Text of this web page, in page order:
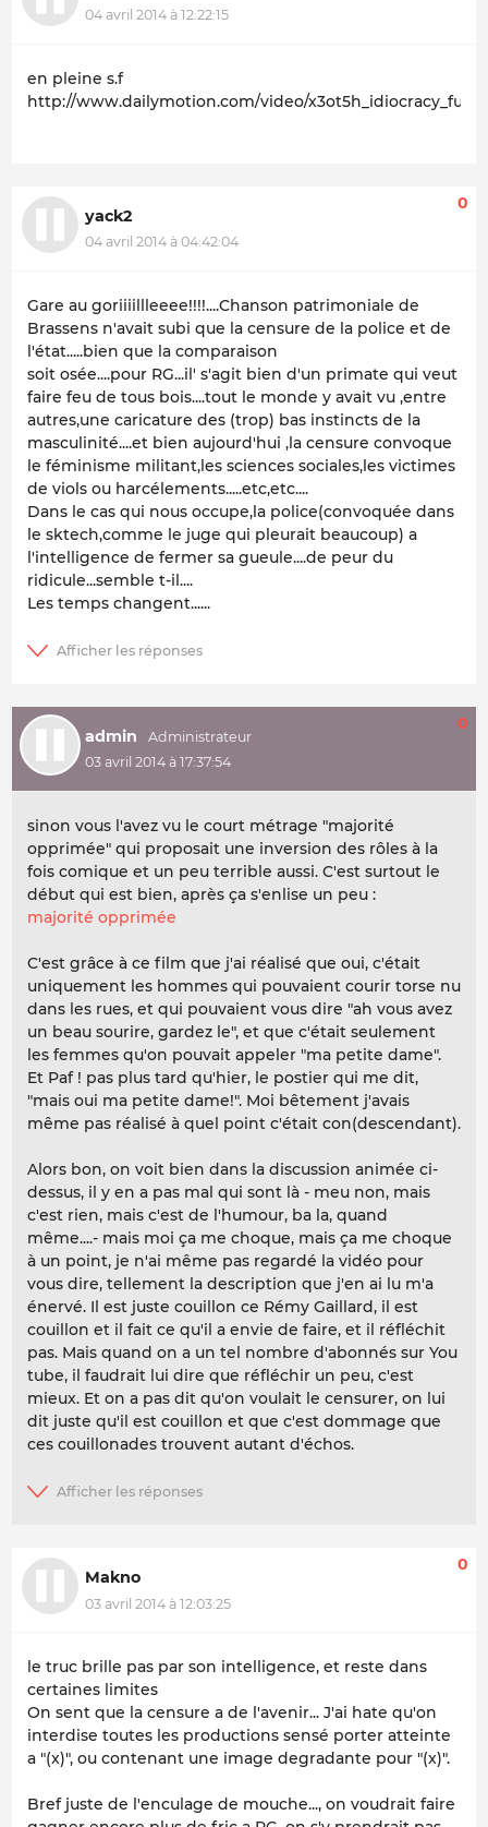
04 avril 2014 à 12:22:15
en pleine s.f
http://www.dailymotion.com/video/x3ot5h_idiocracy_fun
yack2
04 avril 2014 à 04:42:04
0
Gare au goriiiillleeee!!!!....Chanson patrimoniale de
Brassens n'avait subi que la censure de la police et de
l'état.....bien que la comparaison
soit osée....pour RG...il' s'agit bien d'un primate qui veut
faire feu de tous bois....tout le monde y avait vu ,entre
autres,une caricature des (trop) bas instincts de la
masculinité....et bien aujourd'hui ,la censure convoque
le féminisme militant,les sciences sociales,les victimes
de viols ou harcélements.....etc,etc....
Dans le cas qui nous occupe,la police(convoquée dans
le sktech,comme le juge qui pleurait beaucoup) a
l'intelligence de fermer sa gueule....de peur du
ridicule...semble t-il....
Les temps changent......
admin
03 avril 2014 à 17:37:54
0
sinon vous l'avez vu le court métrage "majorité
opprimée" qui proposait une inversion des rôles à la
fois comique et un peu terrible aussi. C'est surtout le
début qui est bien, après ça s'enlise un peu :
majorité opprimée
C'est grâce à ce film que j'ai réalisé que oui, c'était
uniquement les hommes qui pouvaient courir torse nu
dans les rues, et qui pouvaient vous dire "ah vous avez
un beau sourire, gardez le", et que c'était seulement
les femmes qu'on pouvait appeler "ma petite dame".
Et Paf ! pas plus tard qu'hier, le postier qui me dit,
"mais oui ma petite dame!". Moi bêtement j'avais
même pas réalisé à quel point c'était con(descendant).
Alors bon, on voit bien dans la discussion animée ci-
dessus, il y en a pas mal qui sont là - meu non, mais
c'est rien, mais c'est de l'humour, ba la, quand
même....- mais moi ça me choque, mais ça me choque
à un point, je n'ai même pas regardé la vidéo pour
vous dire, tellement la description que j'en ai lu m'a
énervé. Il est juste couillon ce Rémy Gaillard, il est
couillon et il fait ce qu'il a envie de faire, et il réfléchit
pas. Mais quand on a un tel nombre d'abonnés sur You
tube, il faudrait lui dire que réfléchir un peu, c'est
mieux. Et on a pas dit qu'on voulait le censurer, on lui
dit juste qu'il est couillon et que c'est dommage que
ces couillonades trouvent autant d'échos.
Makno
03 avril 2014 à 12:03:25
0
le truc brille pas par son intelligence, et reste dans
certaines limites
On sent que la censure a de l'avenir... J'ai hate qu'on
interdise toutes les productions sensé porter atteinte
a "(x)", ou contenant une image degradante pour "(x)".
Bref juste de l'enculage de mouche..., on voudrait faire